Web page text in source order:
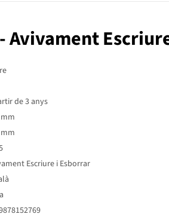
Avivament
de 3 anys
Escriure i Esborrar